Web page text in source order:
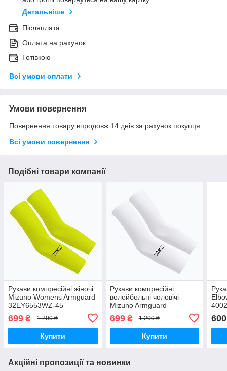
Детальніше
Післяплата
Оплата на рахунок
Готівкою
Всі умови оплати
Умови повернення
Повернення товару впродовж 14 днів за рахунок покупця
Всі умови повернення
Подібні товари компанії
Рукави компресійні жіночі
Mizuno Womens Armguard
32EY6553WZ-45
699 ₴ 1 200 ₴
Купити
Рукави компресійні
волейбольні чоловічі
Mizuno Armguard
699₴ 1 200 ₴
Купити
600
Акційні пропозиції та новинки